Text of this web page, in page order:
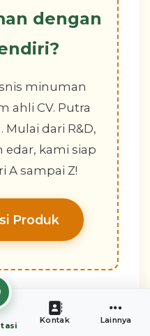
dengan
minuman
ahli CV. Putra
Mulai dari R&D,
edar, kami siap
A sampai Z!
Produk
Kontak Lainnya